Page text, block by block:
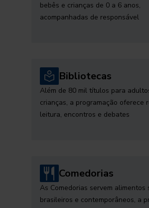
bebês e crianças de 0 a 6 anos,
acompanhadas de responsável
Bibliotecas
Além de 80 mil títulos para
crianças, a programação oferece
leitura, encontros e debates
Comedorias
As Comedorias servem alimentos
brasileiros e contemporâneos, a